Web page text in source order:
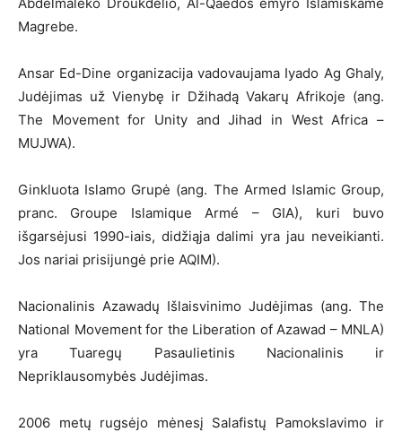
Magrebe.
Ansar Ed-Dine organizacija vadovaujama Iyado Ag Ghaly,
Judėjimas už Vienybę ir Džihadą Vakarų Afrikoje (ang.
The Movement for Unity and Jihad in West Africa –
MUJWA).
Ginkluota Islamo Grupė (ang. The Armed Islamic Group,
pranc. Groupe Islamique Armé – GIA), kuri buvo
išgarsėjusi 1990-iais, didžiąja dalimi yra jau neveikianti.
Jos nariai prisijungė prie AQIM).
Nacionalinis Azawadų Išlaisvinimo Judėjimas (ang. The
National Movement for the Liberation of Azawad – MNLA)
yra Tuaregų Pasaulietinis Nacionalinis ir
Nepriklausomybės Judėjimas.
2006 metų rugsėjo mėnesį Salafistų Pamokslavimo ir